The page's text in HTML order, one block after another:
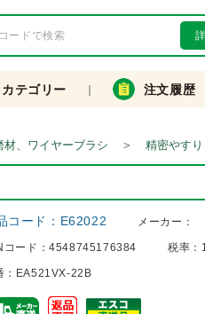
カテゴリー 注文履歴
、ワイヤーブラシ ＞ 精密やすり
コード： E62022 メーカー：
コード：4548745176384 税率：
EA521VX-22B